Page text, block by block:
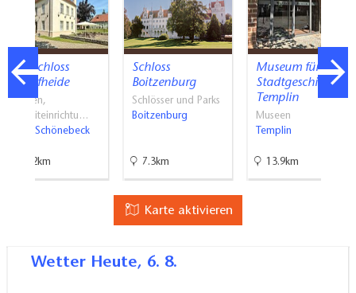
Jagdschloss
Schorfheide
Museen,
Freizeiteinrichtu…
Groß Schönebeck
32.2km
Schloss
Boitzenburg
Schlösser und Parks
Boitzenburg
7.3km
Museum für
Stadtgeschichte
Templin
Museen
Templin
13.9km
Karte aktivieren
Wetter Heute, 6. 8.